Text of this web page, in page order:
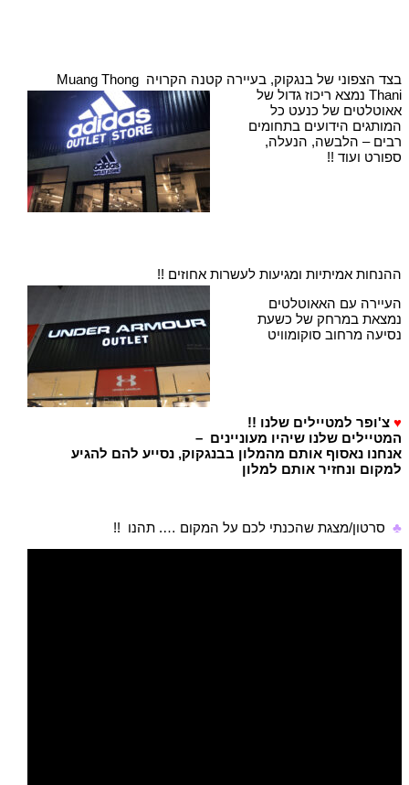
בצד הצפוני של בנגקוק, בעיירה קטנה הקרויה Muang Thong
Thani נמצא ריכוז גדול של
אאוטלטים של כנעט כל
המותגים הידועים בתחומים
רבים – הלבשה, הנעלה,
ספורט ועוד !!
ההנחות אמיתיות ומגיעות לעשרות אחוזים !!
העיירה עם האאוטלטים
נמצאת במרחק של כשעת
נסיעה מרחוב סוקומוויט
♥ צ'ופר למטיילים שלנו !!
המטיילים שלנו שיהיו מעוניינים –
אנחנו נאסוף אותם מהמלון בבנגקוק, נסייע להם להגיע
למקום ונחזיר אותם למלון
♣ סרטון/מצגת שהכנתי לכם על המקום …. תהנו !!